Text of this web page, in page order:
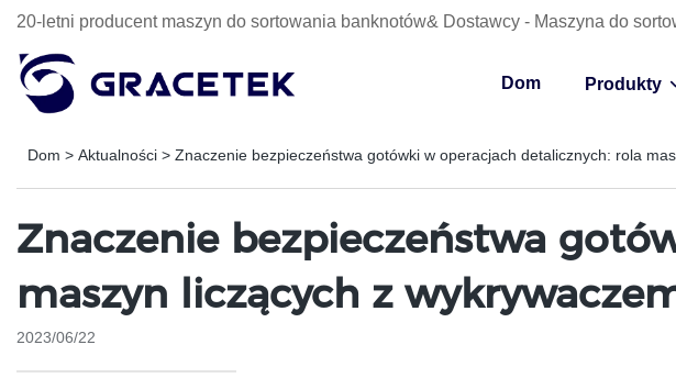
20-letni producent maszyn do sortowania banknotów& Dostawcy - Maszyna do
Dom Produkty
Dom > Aktualności > Znaczenie bezpieczeństwa gotówki w operacjach detalicznych: rola
Znaczenie bezpieczeństwa
maszyn liczących z
2023/06/22